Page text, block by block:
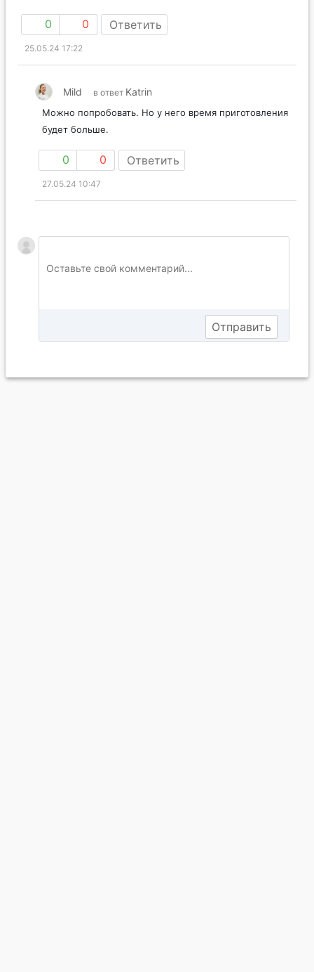
0 0 Ответить
25.05.24 17:22
Mild в ответ Katrin
Можно попробовать. Но у него время приготовления
будет больше.
0 0 Ответить
27.05.24 10:47